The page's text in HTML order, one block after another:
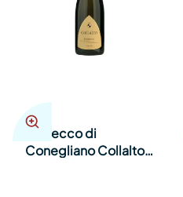
Prosecco di
Conegliano Collalto